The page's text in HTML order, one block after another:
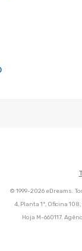
© 1999-2026 eDreams.
4, Planta 1ª, Oficina
Hoja M-660117.